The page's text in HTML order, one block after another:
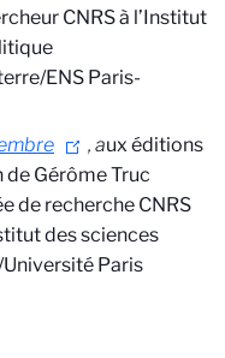
CNRS à l’Institut
ENS Paris-
, aux éditions
de Gérôme Truc
de recherche CNRS
des sciences
Paris